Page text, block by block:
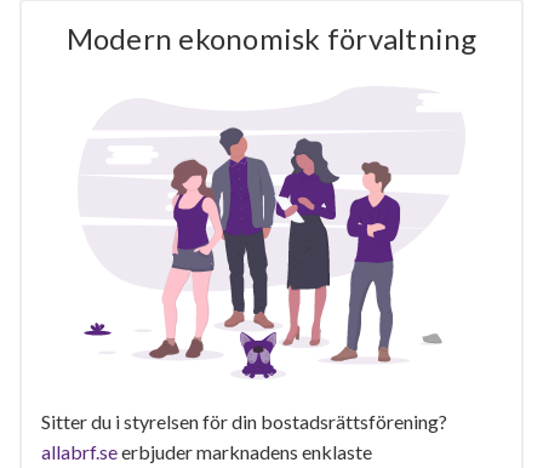
Modern ekonomisk förvaltning
Sitter du i styrelsen för din bostadsrättsförening?
allabrf.seerbjuder marknadens enklaste